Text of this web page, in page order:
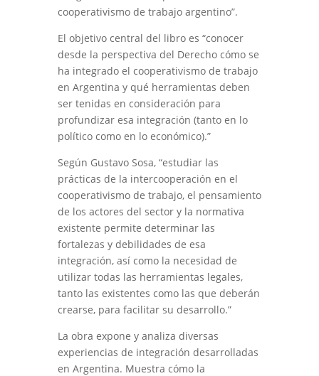
cooperativismo de trabajo argentino”.
El objetivo central del libro es “conocer
desde la perspectiva del Derecho cómo se
ha integrado el cooperativismo de trabajo
en Argentina y qué herramientas deben
ser tenidas en consideración para
profundizar esa integración (tanto en lo
político como en lo económico).”
Según Gustavo Sosa, “estudiar las
prácticas de la intercooperación en el
cooperativismo de trabajo, el pensamiento
de los actores del sector y la normativa
existente permite determinar las
fortalezas y debilidades de esa
integración, así como la necesidad de
utilizar todas las herramientas legales,
tanto las existentes como las que deberán
crearse, para facilitar su desarrollo.”
La obra expone y analiza diversas
experiencias de integración desarrolladas
en Argentina. Muestra cómo la